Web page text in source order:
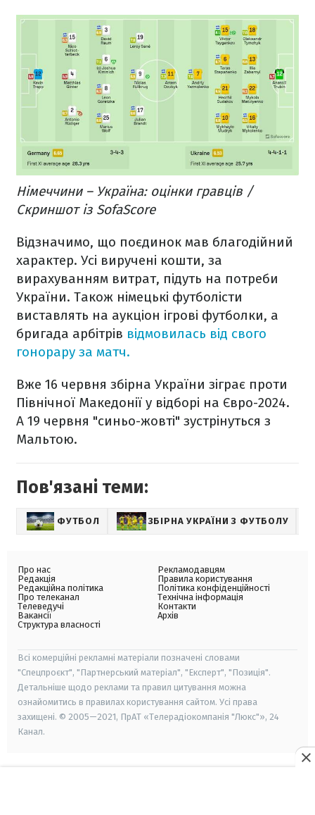
Німеччини – Україна: оцінки гравців /
Скриншот із SofaScore
Відзначимо, що поєдинок мав благодійний
характер. Усі виручені кошти, за
вирахуванням витрат, підуть на потреби
України. Також німецькі футболісти
виставлять на аукціон ігрові футболки, а
бригада арбітрів відмовилась від свого
гонорару за матч.
Вже 16 червня збірна України зіграє проти
Північної Македонії у відборі на Євро-2024.
А 19 червня "синьо-жовті" зустрінуться з
Мальтою.
Пов'язані теми:
ФУТБОЛ ЗБІРНА УКРАЇНИ З ФУТБОЛУ
Про нас
Редакція
Редакційна політика
Про телеканал
Телеведучі
Вакансії
Структура власності
Рекламодавцям
Правила користування
Політика конфіденційності
Технічна інформація
Контакти
Архів
Всі комерційні рекламні матеріали позначені словами
"Спецпроєкт", "Партнерський матеріал", "Експерт", "Позиція".
Детальніше щодо реклами та правил цитування можна
ознайомитись в правилах користування сайтом. Усі права
захищені. © 2005—2021, ПрАТ «Телерадіокомпанія "Люкс"», 24
Канал.